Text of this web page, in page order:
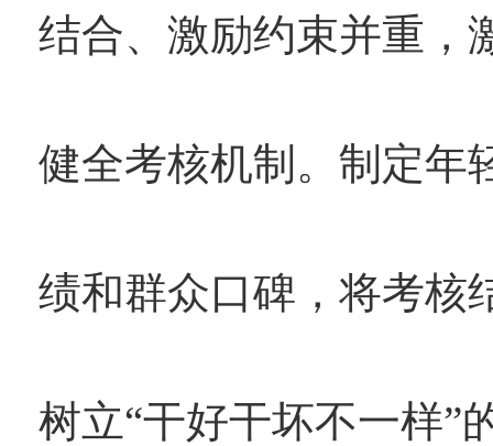
结合、激励约束并重，
健全考核机制。制定年
绩和群众口碑，将考核
树立“干好干坏不一样”